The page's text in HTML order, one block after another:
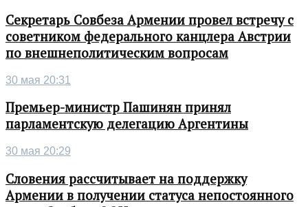
Секретарь Совбеза Армении провел встречу с
советником федерального канцлера Австрии
по внешнеполитическим вопросам
30 мая 20:31
Премьер-министр Пашинян принял
парламентскую делегацию Аргентины
30 мая 20:29
Словения рассчитывает на поддержку
Армении в получении статуса непостоянного